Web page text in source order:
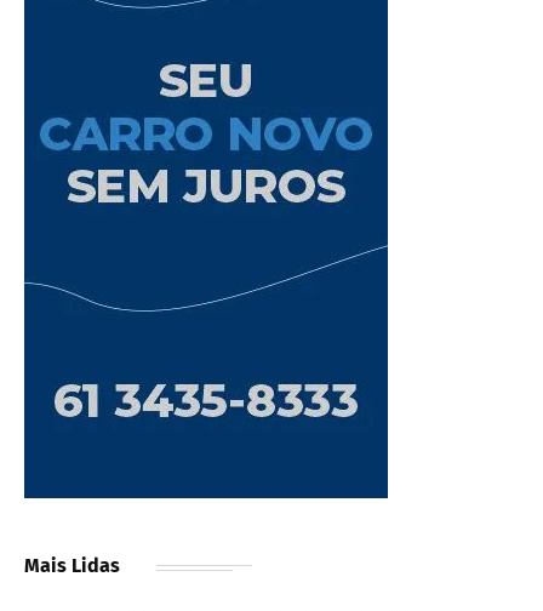
Mais Lidas